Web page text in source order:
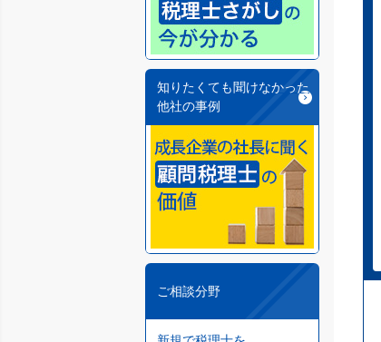
知りたくても聞けなかった
他社の事例
ご相談分野